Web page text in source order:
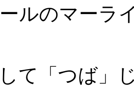
ルのマーラ
して「つば」